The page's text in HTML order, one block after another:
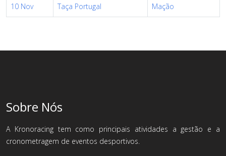
10 Nov
Taça Portugal
Mação
Sobre Nós
A Kronoracing tem como principais atividades a gestão e a
cronometragem de eventos desportivos.